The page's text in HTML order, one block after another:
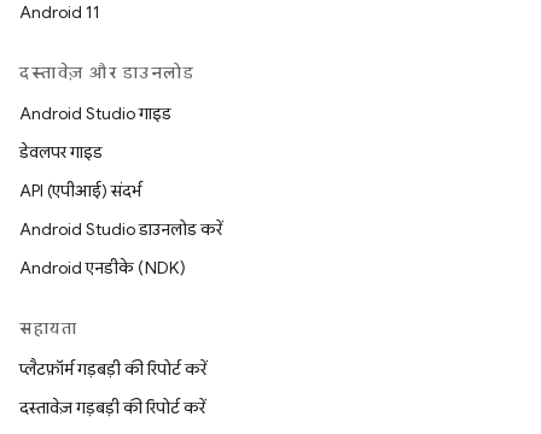
Android 11
दस्तावेज़ और डाउनलोड
Android Studio गाइड
डेवलपर गाइड
API (एपीआई) संदर्भ
Android Studio डाउनलोड करें
Android एनडीके (NDK)
सहायता
प्लैटफ़ॉर्म गड़बड़ी की रिपोर्ट करें
दस्तावेज़ गड़बड़ी की रिपोर्ट करें